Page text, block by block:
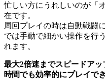
忙しい方にうれしいのが「
在です。
周回プレイの時は自動戦闘
では手動で細かい操作を行
れます。
最大2倍速までスピードア
時間でも効率的にプレイで